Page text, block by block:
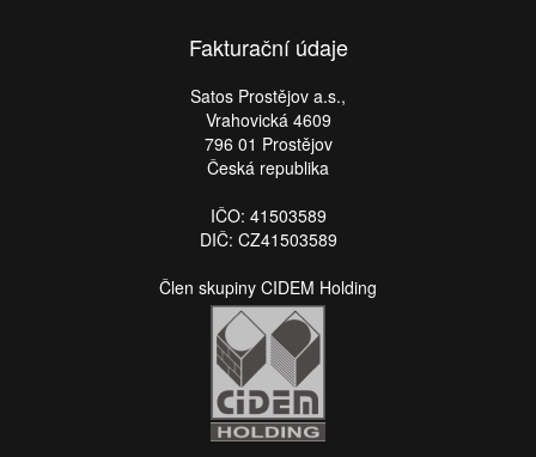
Fakturační údaje
Satos Prostějov a.s.,
Vrahovická 4609
796 01 Prostějov
Česká republika
IČO: 41503589
DIČ: CZ41503589
Člen skupiny CIDEM Holding